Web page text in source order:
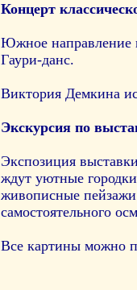
Концерт
Южное направление
Гаури-данс.
Виктория Демкина
Экскурсия по
Экспозиция
ждут уютные
живописные пейзажи
самостоятельного
Все картины можно